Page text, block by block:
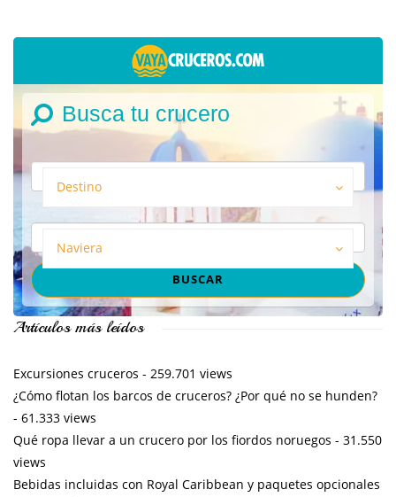
Busca tu crucero
Destino
Naviera
Artículos más leídos
Excursiones cruceros - 259.701 views
¿Cómo flotan los barcos de cruceros? ¿Por qué no se hunden?
- 61.333 views
Qué ropa llevar a un crucero por los fiordos noruegos - 31.550
views
Bebidas incluidas con Royal Caribbean y paquetes opcionales